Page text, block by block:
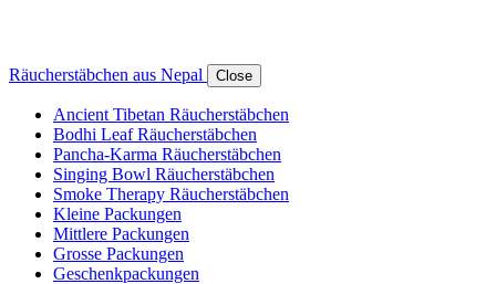
Räucherstäbchen aus Nepal Close
Ancient Tibetan Räucherstäbchen
Bodhi Leaf Räucherstäbchen
Pancha-Karma Räucherstäbchen
Singing Bowl Räucherstäbchen
Smoke Therapy Räucherstäbchen
Kleine Packungen
Mittlere Packungen
Grosse Packungen
Geschenkpackungen